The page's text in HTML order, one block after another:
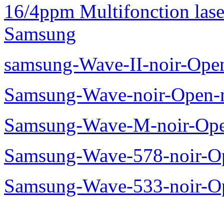
16/4ppm Multifonction
Samsung
samsung-Wave-II-noir-
Samsung-Wave-noir-
Samsung-Wave-M-noir-
Samsung-Wave-578-noir-
Samsung-Wave-533-noir-